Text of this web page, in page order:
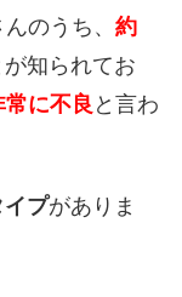
のうち、 約
知られてお
に不良 と言わ
プがありま